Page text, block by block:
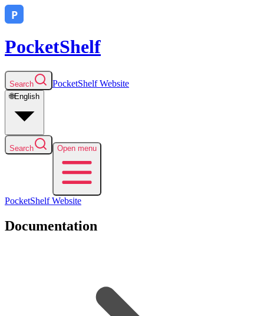
PocketShelf
Search PocketShelfWebsite
🌐English
Search Open menu
PocketShelfWebsite
Documentation